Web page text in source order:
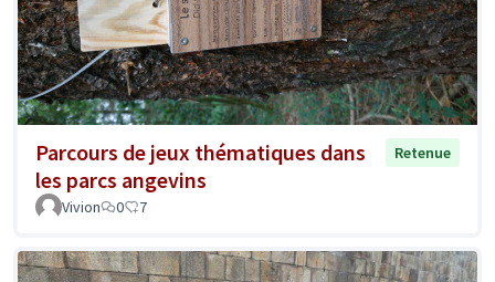
Parcours de jeux thématiques dans
les parcs angevins
Retenue
Vivion 0 7